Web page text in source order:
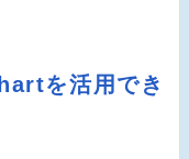
を活用でき